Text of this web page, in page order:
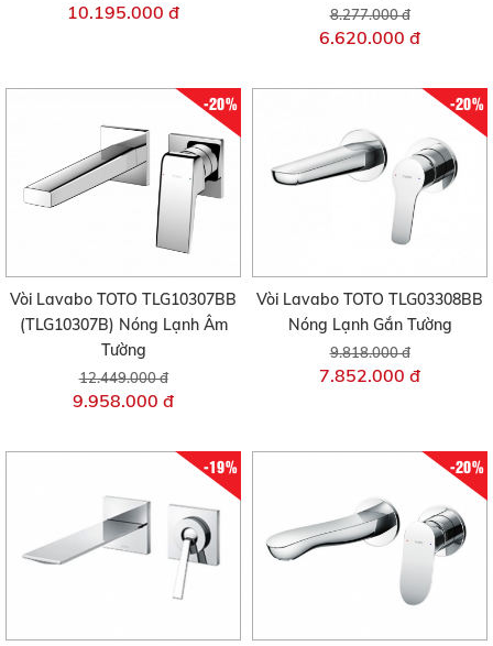
10.195.000 đ 8.277.000 đ
6.620.000 đ
-20%
Vòi Lavabo TOTO TLG10307BB
(TLG10307B) Nóng Lạnh Âm
Tường
12.449.000 đ
9.958.000 đ
-20%
Vòi Lavabo TOTO TLG03308BB
Nóng Lạnh Gắn Tường
9.818.000 đ
7.852.000 đ
-19% -20%